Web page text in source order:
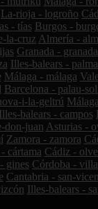
La-rioja - logroño
- tías Burgos -
la-cruz Almería -
Granada - granada
Illes-balears -
Málaga - málaga
Barcelona - palau-
i-la-geltrú
Illes-balears - campos
don-juan Asturias -
Zamora - zamora
cártama Cádiz -
gines Córdoba -
Cantabria - san-
Illes-balears -